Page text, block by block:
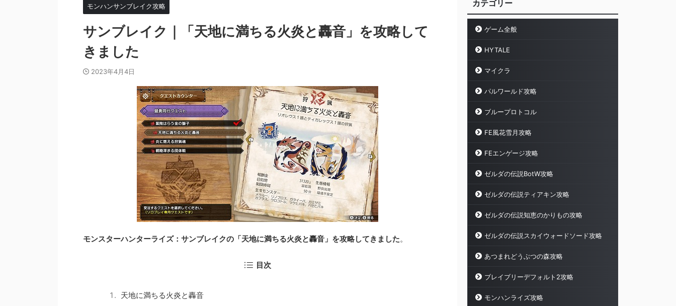
モンハンサンブレイク攻略
サンブレイク｜「天地に満ちる火炎と轟音」を攻略して
きました
2023年4月4日
モンスターハンターライズ：サンブレイクの「天地に満ちる火炎と轟音」を攻略してきました。
目次
天地に満ちる火炎と轟音
カテゴリー
ゲーム全般
HYTALE
マイクラ
パルワールド攻略
ブループロトコル
FE風花雪月攻略
FEエンゲージ攻略
ゼルダの伝説BotW攻略
ゼルダの伝説ティアキン攻略
ゼルダの伝説知恵のかりもの攻略
ゼルダの伝説スカイウォードソード攻略
あつまれどうぶつの森攻略
ブレイブリーデフォルト2攻略
モンハンライズ攻略